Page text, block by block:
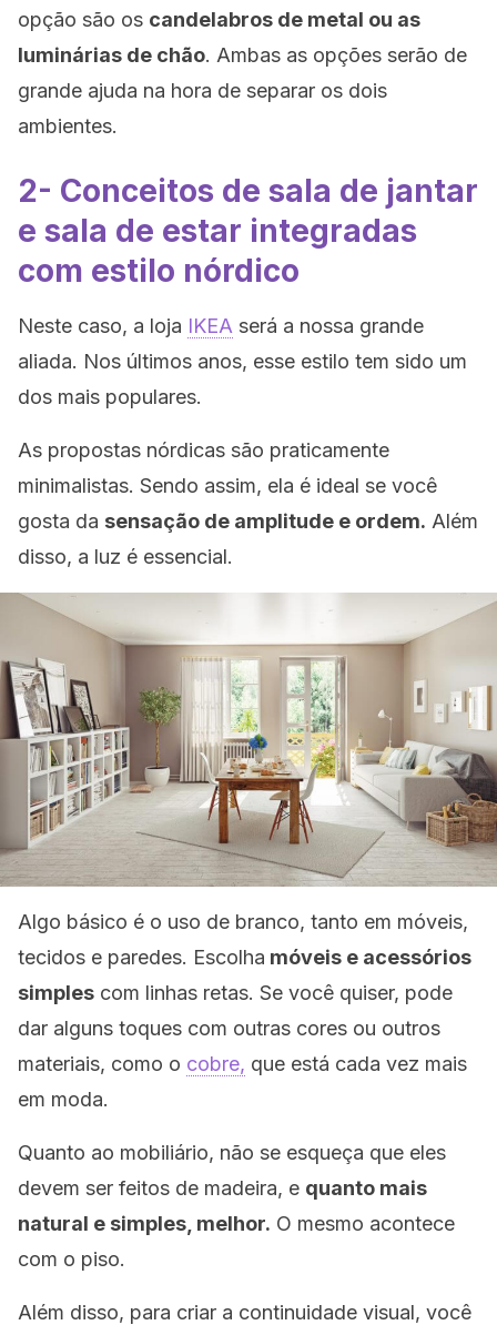
opção são os candelabros de metal ou as
luminárias de chão. Ambas as opções serão de
grande ajuda na hora de separar os dois
ambientes.
2- Conceitos de sala de jantar
e sala de estar integradas
com estilo nórdico
Neste caso, a loja IKEA será a nossa grande
aliada. Nos últimos anos, esse estilo tem sido um
dos mais populares.
As propostas nórdicas são praticamente
minimalistas. Sendo assim, ela é ideal se você
gosta da sensação de amplitude e ordem. Além
disso, a luz é essencial.
Algo básico é o uso de branco, tanto em móveis,
tecidos e paredes. Escolha móveis e acessórios
simples com linhas retas. Se você quiser, pode
dar alguns toques com outras cores ou outros
materiais, como o cobre, que está cada vez mais
em moda.
Quanto ao mobiliário, não se esqueça que eles
devem ser feitos de madeira, e quanto mais
natural e simples, melhor. O mesmo acontece
com o piso.
Além disso, para criar a continuidade visual, você